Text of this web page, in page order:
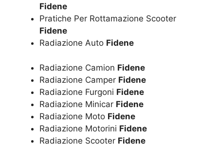
Fidene
Pratiche Per Rottamazione Scooter
Fidene
Radiazione Auto Fidene
Radiazione Camion Fidene
Radiazione Camper Fidene
Radiazione Furgoni Fidene
Radiazione Minicar Fidene
Radiazione Moto Fidene
Radiazione Motorini Fidene
Radiazione Scooter Fidene